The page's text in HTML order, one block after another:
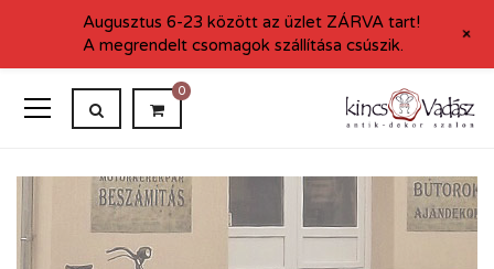
0
Augusztus 6-23 között az üzlet ZÁRVA tart!
A megrendelt csomagok szállítása csúszik.
+